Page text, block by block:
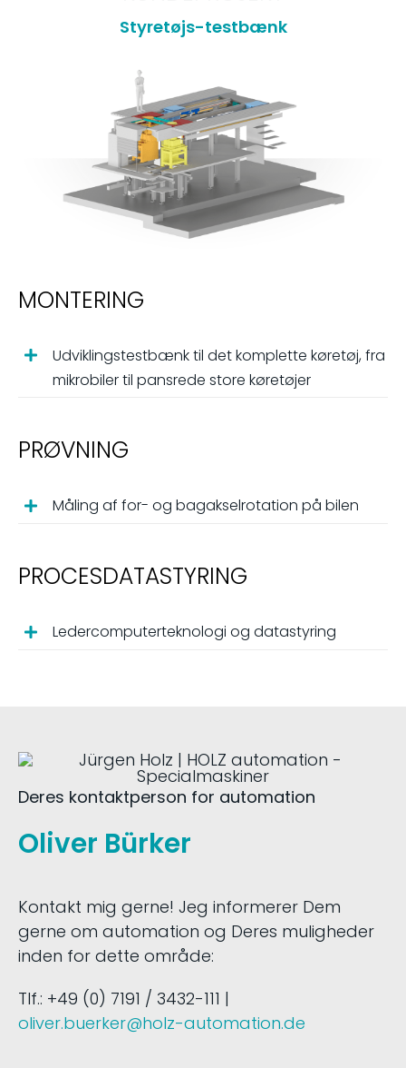
Styretøjs-testbænk
MONTERING
Udviklingstestbænk til det komplette køretøj, fra
mikrobiler til pansrede store køretøjer
PRØVNING
Måling af for- og bagakselrotation på bilen
PROCESDATASTYRING
Ledercomputerteknologi og datastyring
Deres kontaktperson for automation
Oliver Bürker
Kontakt mig gerne! Jeg informerer Dem
gerne om automation og Deres muligheder
inden for dette område:
Tlf.: +49 (0) 7191 / 3432-111 |
oliver.buerker@holz-automation.de